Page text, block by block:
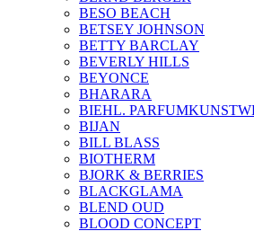
BESO BEACH
BETSEY JOHNSON
BETTY BARCLAY
BEVERLY HILLS
BEYONCE
BHARARA
BIEHL.
BIJAN
BILL BLASS
BIOTHERM
BJORK & BERRIES
BLACKGLAMA
BLEND OUD
BLOOD CONCEPT